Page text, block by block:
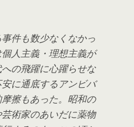
件も数少なくなかっ
人主義・理想主義が
の飛躍に心躍らせな
に通底するアンビバ
擦もあった。昭和の
術家のあいだに薬物